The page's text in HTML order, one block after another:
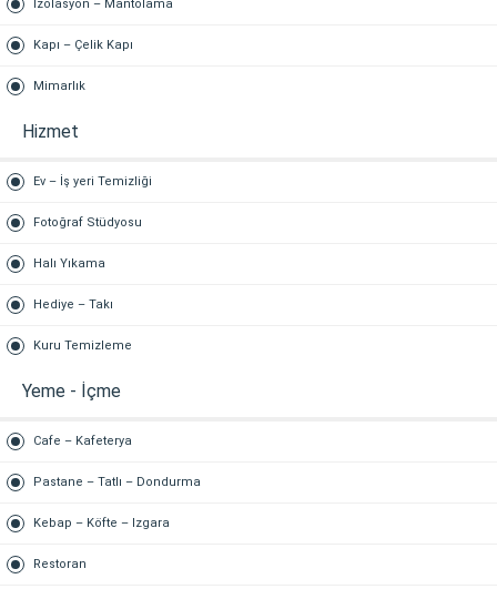
İzolasyon – Mantolama
Kapı – Çelik Kapı
Mimarlık
Hizmet
Ev – İş yeri Temizliği
Fotoğraf Stüdyosu
Halı Yıkama
Hediye – Takı
Kuru Temizleme
Yeme - İçme
Cafe – Kafeterya
Pastane – Tatlı – Dondurma
Kebap – Köfte – Izgara
Restoran